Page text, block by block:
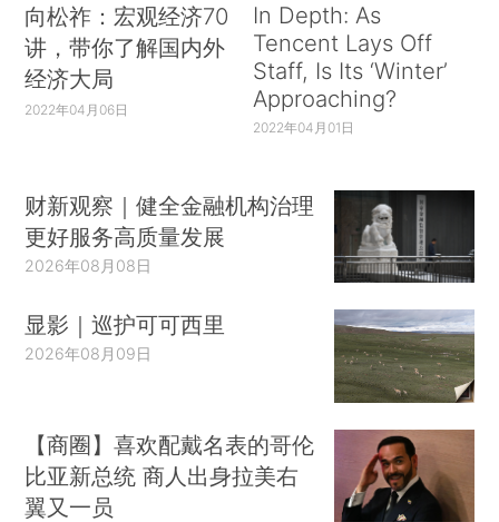
向松祚：宏观经济70
讲，带你了解国内外
经济大局
2022年04月06日
In Depth: As
Tencent Lays Off
Staff, Is Its ‘Winter’
Approaching?
2022年04月01日
财新观察｜健全金融机构治理
更好服务高质量发展
2026年08月08日
显影｜巡护可可西里
2026年08月09日
【商圈】喜欢配戴名表的哥伦
比亚新总统 商人出身拉美右
翼又一员